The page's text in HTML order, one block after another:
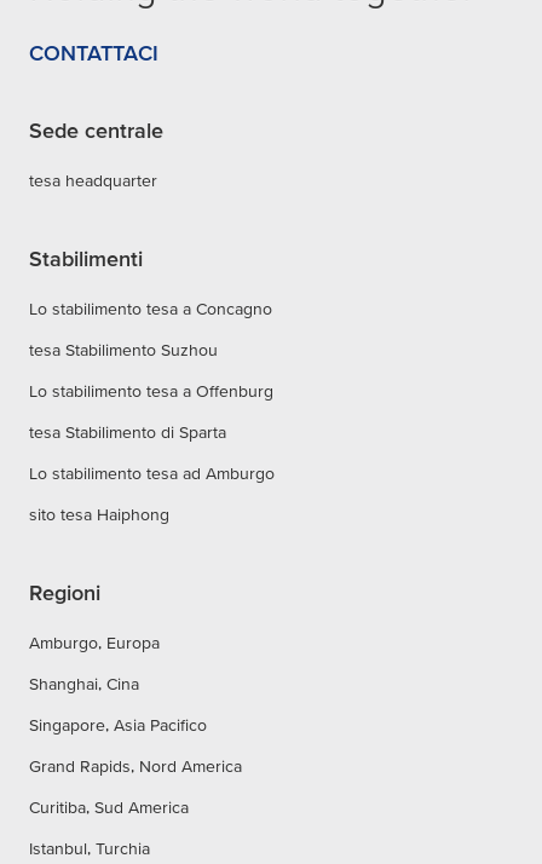
CONTATTACI
Sede centrale
tesa headquarter
Stabilimenti
Lo stabilimento tesa a Concagno
tesa Stabilimento Suzhou
Lo stabilimento tesa a Offenburg
tesa Stabilimento di Sparta
Lo stabilimento tesa ad Amburgo
sito tesa Haiphong
Regioni
Amburgo, Europa
Shanghai, Cina
Singapore, Asia Pacifico
Grand Rapids, Nord America
Curitiba, Sud America
Istanbul, Turchia